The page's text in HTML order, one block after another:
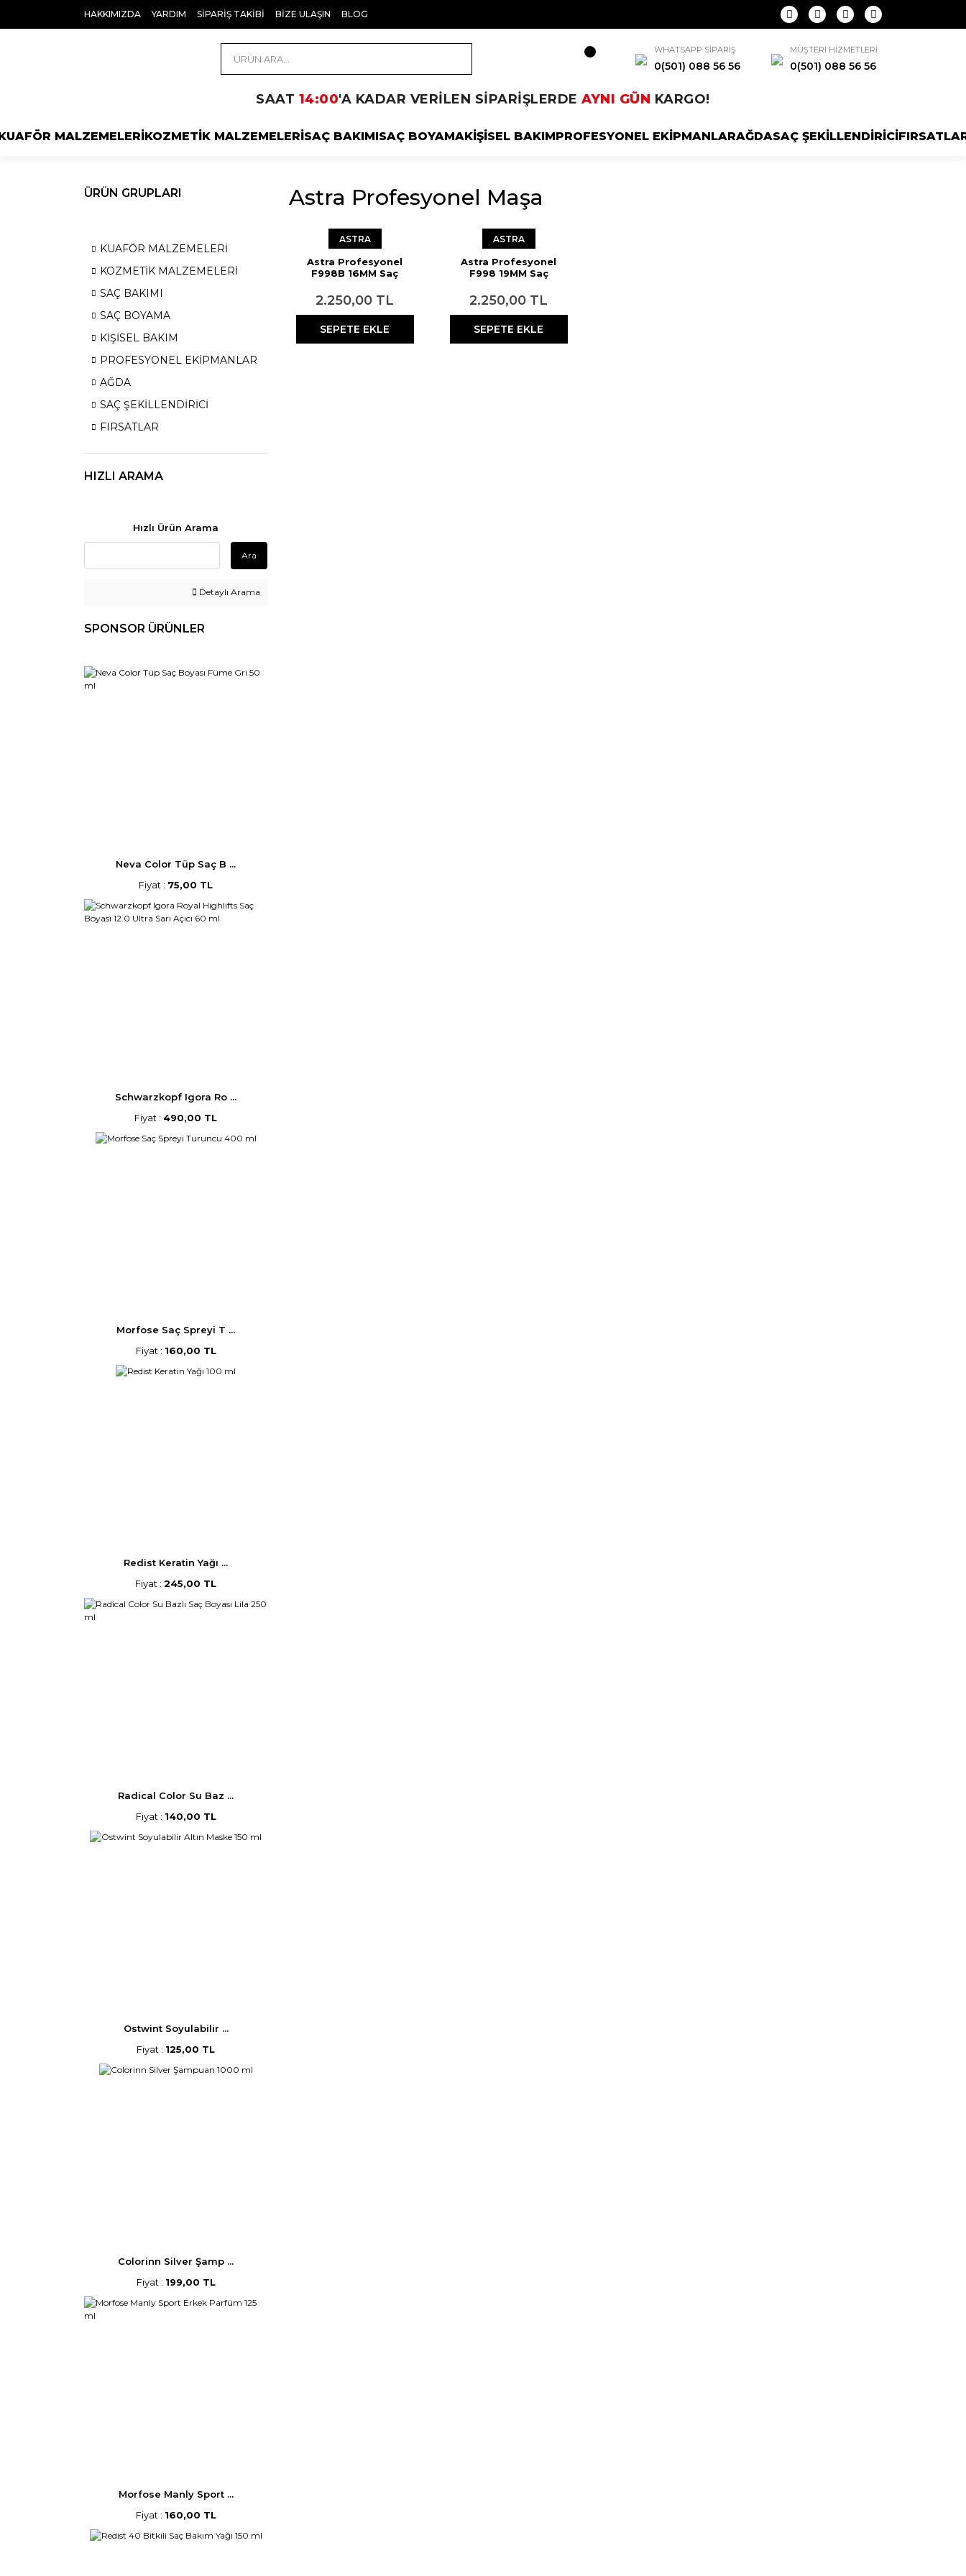
HAKKIMIZDA YARDIM SİPARİŞ TAKİBİ BİZE ULAŞIN BLOG
WHATSAPP SİPARİŞ
0(501) 088 56 56
MÜŞTERİ HİZMETLERİ
0(501) 088 56 56
SAAT 14:00'A KADAR VERİLEN SİPARİŞLERDEAYNI GÜN KARGO!
MALZEMELERİKOZMETİK MALZEMELERİSAÇ BAKIMISAÇ BOYAMAKİŞİSEL BAKIMPROFESYONEL EKİPMANLARAĞDASAÇ ŞEKİLLENDİRİCİ
ÜRÜN GRUPLARI
KUAFÖR MALZEMELERİ
KOZMETİK MALZEMELERİ
SAÇ BAKIMI
SAÇ BOYAMA
KİŞİSEL BAKIM
PROFESYONEL EKİPMANLAR
AĞDA
SAÇ ŞEKİLLENDİRİCİ
FIRSATLAR
HIZLI ARAMA
Hızlı Ürün Arama
Ara
Detaylı Arama
SPONSOR ÜRÜNLER
Neva Color Tüp Saç B ...
Fiyat : 75,00 TL
Schwarzkopf Igora Ro ...
Fiyat : 490,00 TL
Morfose Saç Spreyi T ...
Fiyat : 160,00 TL
Redist Keratin Yağı ...
Fiyat : 245,00 TL
Radical Color Su Baz ...
Fiyat : 140,00 TL
Ostwint Soyulabilir ...
Fiyat : 125,00 TL
Colorinn Silver Şamp ...
Fiyat : 199,00 TL
Morfose Manly Sport ...
Fiyat : 160,00 TL
Astra Profesyonel Maşa
ASTRA
Astra Profesyonel
F998B 16MM Saç
2.250,00 TL
SEPETE EKLE
ASTRA
Astra Profesyonel
F998 19MM Saç
2.250,00 TL
SEPETE EKLE